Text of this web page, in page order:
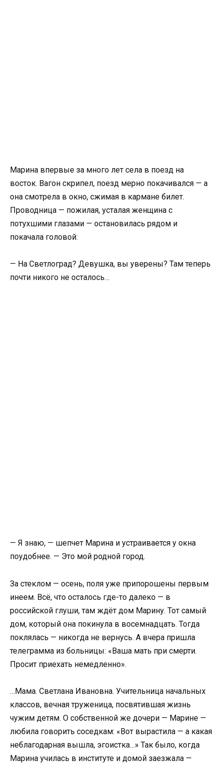
Марина впервые за много лет села в поезд на
восток. Вагон скрипел, поезд мерно покачивался — а
она смотрела в окно, сжимая в кармане билет.
Проводница — пожилая, усталая женщина с
потухшими глазами — остановилась рядом и
покачала головой:
— На Светлоград? Девушка, вы уверены? Там теперь
почти никого не осталось…
— Я знаю, — шепчет Марина и устраивается у окна
поудобнее. — Это мой родной город.
За стеклом — осень, поля уже припорошены первым
инеем. Всё, что осталось где-то далеко — в
российской глуши, там ждёт дом Марину. Тот самый
дом, который она покинула в восемнадцать. Тогда
поклялась — никогда не вернусь. А вчера пришла
телеграмма из больницы: «Ваша мать при смерти.
Просит приехать немедленно».
…Мама. Светлана Ивановна. Учительница начальных
классов, вечная труженица, посвятившая жизнь
чужим детям. О собственной же дочери — Марине —
любила говорить соседкам: «Вот вырастила — а какая
неблагодарная вышла, эгоистка…» Так было, когда
Марина училась в институте и домой заезжала —